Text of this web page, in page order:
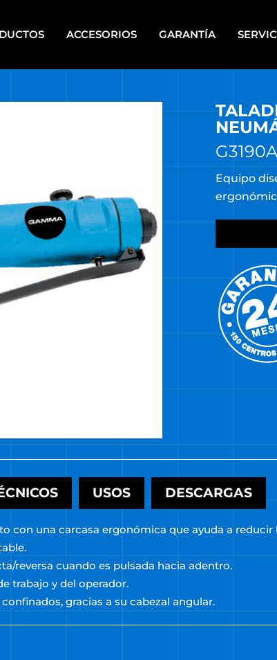
A BATERÍA
A BATERÍA
DE BANCO
DE JARDÍN
HERRAMIENTAS DE PIE
HERRAMIENTAS
HERRAMIENTAS DE
HERRAMIENTAS
HIDROLAVADORAS
HIDROLAVADORAS
ACCESORIOS GARANTÍA
Equipo
USOS DESCARGAS
con una carcasa ergonómica que ayuda a
reversa cuando es pulsada hacia adentro.
trabajo y del operador.
gracias a su cabezal angular.